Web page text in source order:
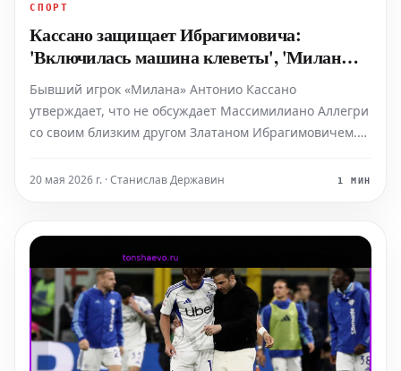
СПОРТ
Кассано защищает Ибрагимовича:
'Включилась машина клеветы', 'Милан
уволит Аллегри'
Бывший игрок «Милана» Антонио Кассано
утверждает, что не обсуждает Массимилиано Аллегри
со своим близким другом Златаном Ибрагимовичем.
тренер будет уволен, независимо от того, выйдет ли
20 мая 2026 г. · Станислав Державин 1 МИН